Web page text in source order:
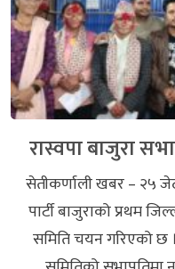
रास्वपा बाजुरा
सेतीकर्णाली खबर – २५ जेठ
पार्टी बाजुराको प्रथम
समिति चयन गरिएको छ